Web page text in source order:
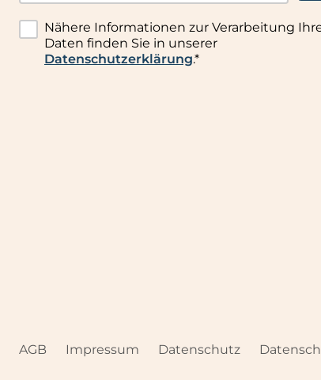
Nähere Informationen zur Verarbeitung
Daten finden Sie in unserer
Datenschutzerklärung.*
AGB Impressum Datenschutz